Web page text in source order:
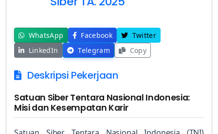
WhatsApp Facebook
Twitter
LinkedIn
Telegram Copy
Deskripsi Pekerjaan
Satuan Siber Tentara Nasional Indonesia:
Misi dan Kesempatan Karir